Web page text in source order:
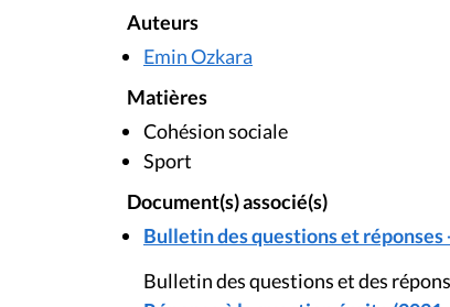
Auteurs
Emin Ozkara
Matières
Cohésion sociale
Sport
Document(s) associé(s)
Bulletin des questions et réponses
Bulletin des questions et des